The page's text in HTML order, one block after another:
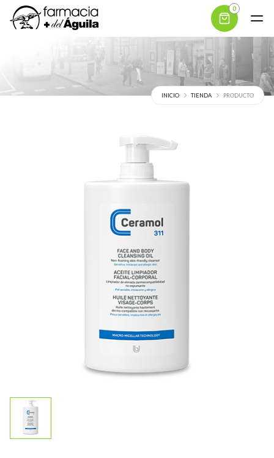
0
INICIO TIENDA PRODUCTO